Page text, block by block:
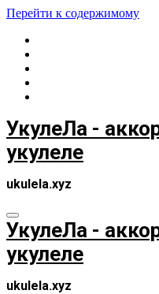
Перейти к содержимому
УкулеЛа -
укулеле
ukulela.xyz
УкулеЛа -
укулеле
ukulela.xyz